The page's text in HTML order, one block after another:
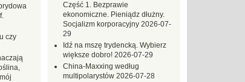
Część 1. Bezprawie
ekonomiczne. Pieniądz dłużny.
Socjalizm korporacyjny 2026-07-
29
Idź na mszę trydencką. Wybierz
większe dobro! 2026-07-29
China-Maxxing według
multipolarystów 2026-07-28
czy